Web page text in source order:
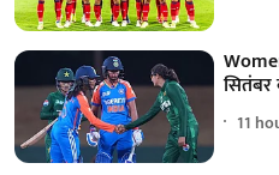
सितंबर
11